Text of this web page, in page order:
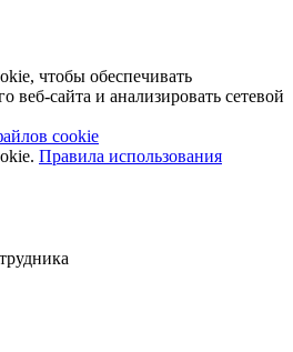
чтобы обеспечивать
веб-сайта и анализировать сетевой
cookie
Правила использования